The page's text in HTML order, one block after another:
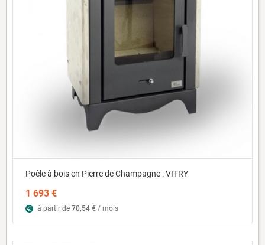
Poêle à bois en Pierre de Champagne : VITRY
1 693 €
à partir de 70,54 € / mois